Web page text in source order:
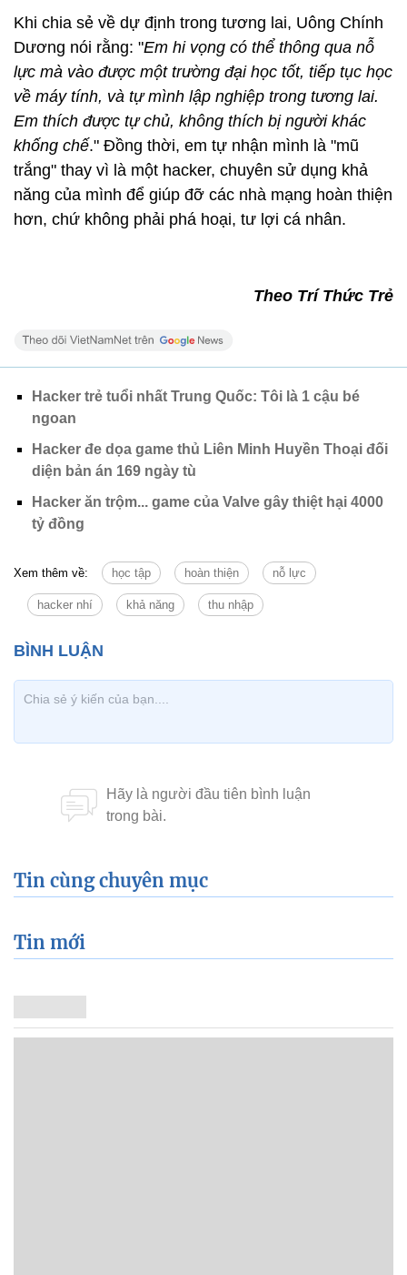
Khi chia sẻ về dự định trong tương lai, Uông Chính
Dương nói rằng: "Em hi vọng có thể thông qua nỗ
lực mà vào được một trường đại học tốt, tiếp tục học
về máy tính, và tự mình lập nghiệp trong tương lai.
Em thích được tự chủ, không thích bị người khác
khống chế." Đồng thời, em tự nhận mình là "mũ
trắng" thay vì là một hacker, chuyên sử dụng khả
năng của mình để giúp đỡ các nhà mạng hoàn thiện
hơn, chứ không phải phá hoại, tư lợi cá nhân.
Theo Trí Thức Trẻ
Hacker trẻ tuổi nhất Trung Quốc: Tôi là 1 cậu bé
ngoan
Hacker đe dọa game thủ Liên Minh Huyền Thoại đối
diện bản án 169 ngày tù
Hacker ăn trộm... game của Valve gây thiệt hại 4000
tỷ đồng
Xem thêm về: học tập hoàn thiện nỗ lực
hacker nhí khả năng thu nhập
Tin cùng chuyên mục
Tin mới